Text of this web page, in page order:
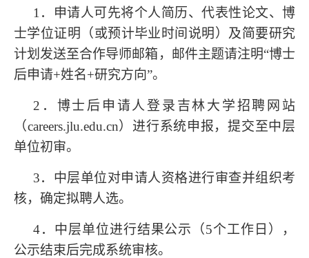
1．申请人可先将个人简历、代表性论文、博
士学位证明（或预计毕业时间说明）及简要研究
计划发送至合作导师邮箱，邮件主题请注明“博士
后申请+姓名+研究方向”。
2．博士后申请人登录吉林大学招聘网站
（careers.jlu.edu.cn）进行系统申报，提交至中层
单位初审。
3．中层单位对申请人资格进行审查并组织考
核，确定拟聘人选。
4．中层单位进行结果公示（5个工作日），
公示结束后完成系统审核。